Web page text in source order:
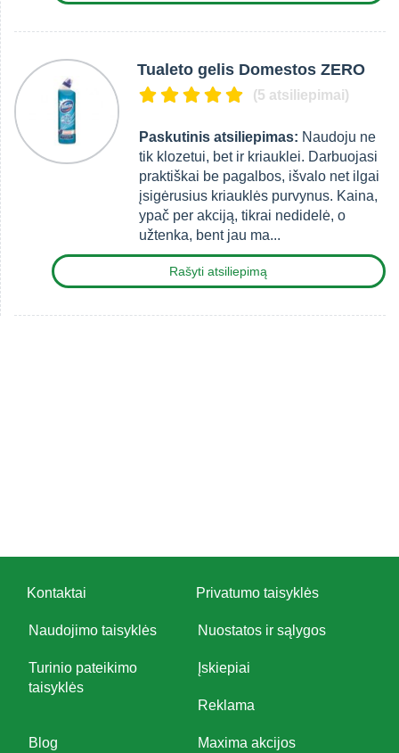
Tualeto gelis Domestos ZERO
(5 atsiliepimai)
Paskutinis atsiliepimas: Naudoju ne
tik klozetui, bet ir kriauklei. Darbuojasi
praktiškai be pagalbos, išvalo net ilgai
įsigėrusius kriauklės purvynus. Kaina,
ypač per akciją, tikrai nedidelė, o
užtenka, bent jau ma...
Rašyti atsiliepimą
Kontaktai Privatumo taisyklės
Naudojimo taisyklės Nuostatos ir sąlygos
Turinio pateikimo
taisyklės
Įskiepiai
Reklama
Blog Maxima akcijos